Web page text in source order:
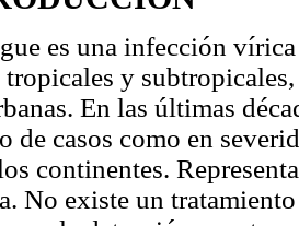
es una infección
y
En las últimas
de casos como en
continentes.
No existe un